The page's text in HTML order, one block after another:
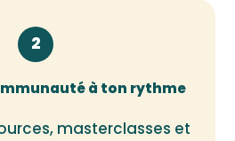
2
à ton rythme
masterclasses et